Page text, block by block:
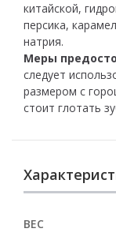
китайской,
персика,
натрия.
Меры
следует
размером с
стоит глотать
ВЕС